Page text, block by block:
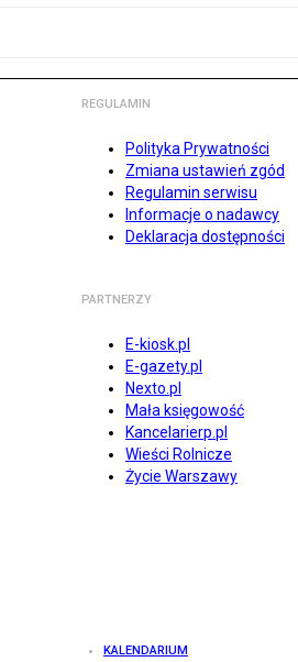
REGULAMIN
Polityka Prywatności
Zmiana ustawień zgód
Regulamin serwisu
Informacje o nadawcy
Deklaracja dostępności
PARTNERZY
E-kiosk.pl
E-gazety.pl
Nexto.pl
Mała księgowość
Kancelarierp.pl
Wieści Rolnicze
Życie Warszawy
KALENDARIUM